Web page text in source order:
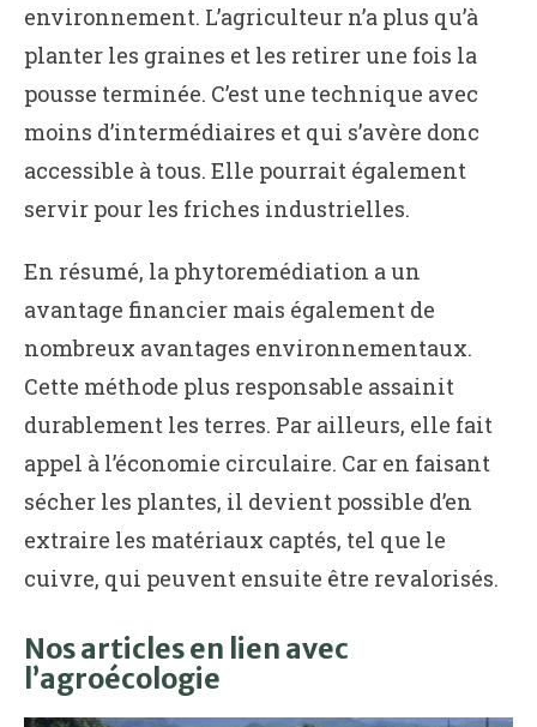
environnement. L’agriculteur n’a plus qu’à
planter les graines et les retirer une fois la
pousse terminée. C’est une technique avec
moins d’intermédiaires et qui s’avère donc
accessible à tous. Elle pourrait également
servir pour les friches industrielles.
En résumé, la phytoremédiation a un
avantage financier mais également de
nombreux avantages environnementaux.
Cette méthode plus responsable assainit
durablement les terres. Par ailleurs, elle fait
appel à l’économie circulaire. Car en faisant
sécher les plantes, il devient possible d’en
extraire les matériaux captés, tel que le
cuivre, qui peuvent ensuite être revalorisés.
Nos articles en lien avec
l’agroécologie